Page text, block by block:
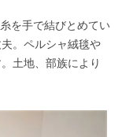
を手で結びとめてい
。ペルシャ絨毯や
土地、部族により